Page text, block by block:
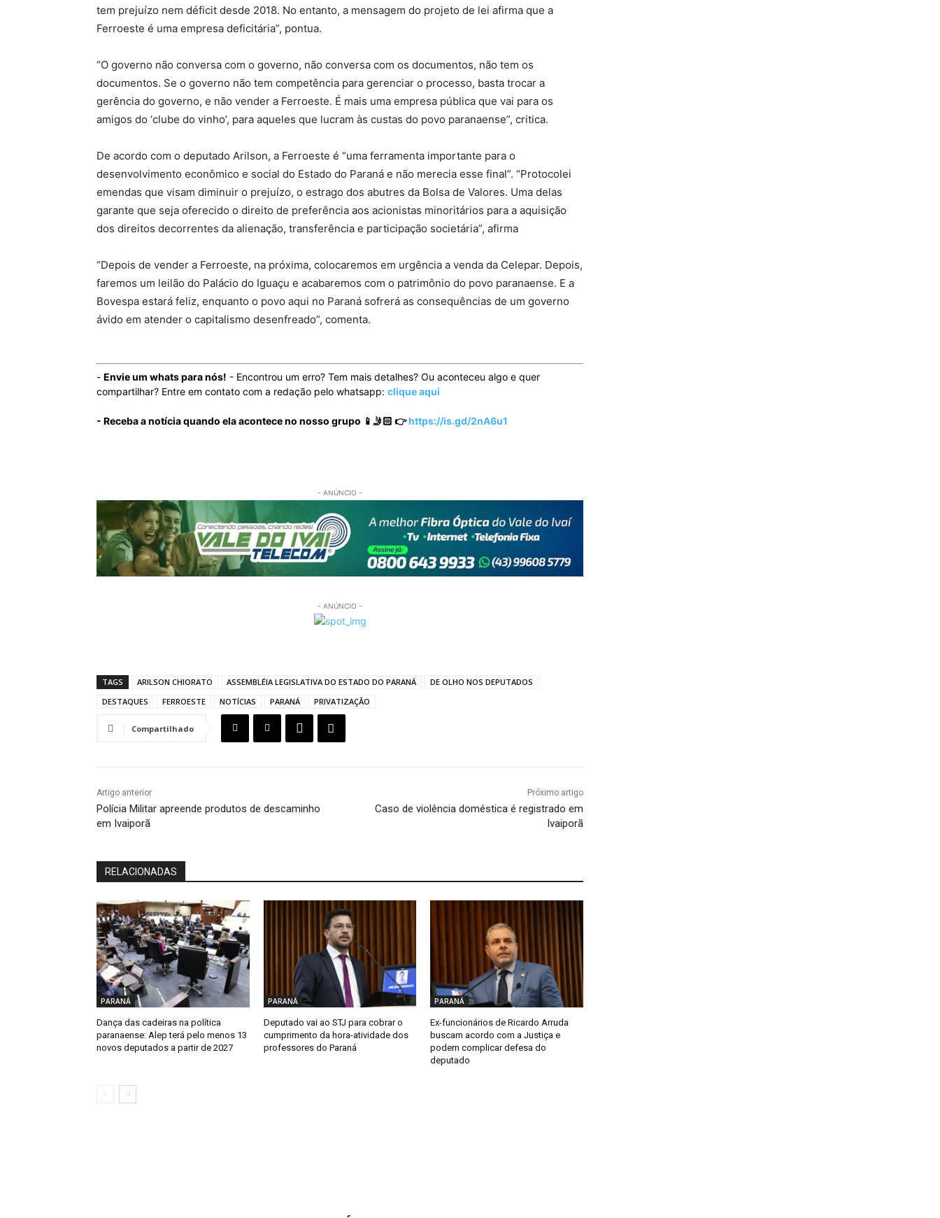
tem prejuízo nem déficit desde 2018. No entanto, a mensagem do projeto de lei afirma que a
Ferroeste é uma empresa deficitária”, pontua.
“O governo não conversa com o governo, não conversa com os documentos, não tem os
documentos. Se o governo não tem competência para gerenciar o processo, basta trocar a
gerência do governo, e não vender a Ferroeste. É mais uma empresa pública que vai para os
amigos do ‘clube do vinho’, para aqueles que lucram às custas do povo paranaense”, critica.
De acordo com o deputado Arilson, a Ferroeste é “uma ferramenta importante para o
desenvolvimento econômico e social do Estado do Paraná e não merecia esse final”. “Protocolei
emendas que visam diminuir o prejuízo, o estrago dos abutres da Bolsa de Valores. Uma delas
garante que seja oferecido o direito de preferência aos acionistas minoritários para a aquisição
dos direitos decorrentes da alienação, transferência e participação societária”, afirma
“Depois de vender a Ferroeste, na próxima, colocaremos em urgência a venda da Celepar. Depois,
faremos um leilão do Palácio do Iguaçu e acabaremos com o patrimônio do povo paranaense. E a
Bovespa estará feliz, enquanto o povo aqui no Paraná sofrerá as consequências de um governo
ávido em atender o capitalismo desenfreado”, comenta.
- Envie um whats para nós! - Encontrou um erro? Tem mais detalhes? Ou aconteceu algo e quer
compartilhar? Entre em contato com a redação pelo whatsapp: clique aqui
- Receba a notícia quando ela acontece no nosso grupo 📱🤳🏻 👉https://is.gd/2nA6u1
- ANÚNCIO -
- ANÚNCIO -
TAGS ARILSON CHIORATO ASSEMBLÉIA LEGISLATIVA DO ESTADO DO PARANÁ
DE OLHO NOS DEPUTADOS
DESTAQUES
FERROESTE NOTÍCIAS PARANÁ PRIVATIZAÇÃO
Compartilhado
Artigo anterior
Polícia Militar apreende produtos de descaminho
em Ivaiporã
Próximo artigo
Caso de violência doméstica é registrado em
Ivaiporã
RELACIONADAS
PARANÁ
Dança das cadeiras na política
paranaense: Alep terá pelo menos 13
novos deputados a partir de 2027
PARANÁ
Deputado vai ao STJ para cobrar o
cumprimento da hora-atividade dos
professores do Paraná
PARANÁ
Ex-funcionários de Ricardo Arruda
buscam acordo com a Justiça e
podem complicar defesa do
deputado